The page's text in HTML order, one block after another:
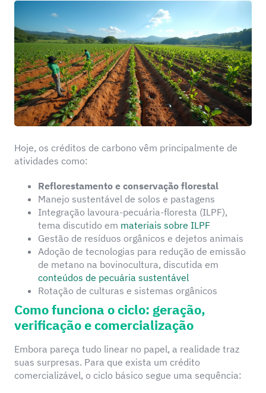
Hoje, os créditos de carbono vêm principalmente de
atividades como:
Reflorestamento e conservação florestal
Manejo sustentável de solos e pastagens
Integração lavoura-pecuária-floresta (ILPF),
tema discutido em materiais sobre ILPF
Gestão de resíduos orgânicos e dejetos animais
Adoção de tecnologias para redução de emissão
de metano na bovinocultura, discutida em
conteúdos de pecuária sustentável
Rotação de culturas e sistemas orgânicos
Como funciona o ciclo: geração,
verificação e comercialização
Embora pareça tudo linear no papel, a realidade traz
suas surpresas. Para que exista um crédito
comercializável, o ciclo básico segue uma sequência: